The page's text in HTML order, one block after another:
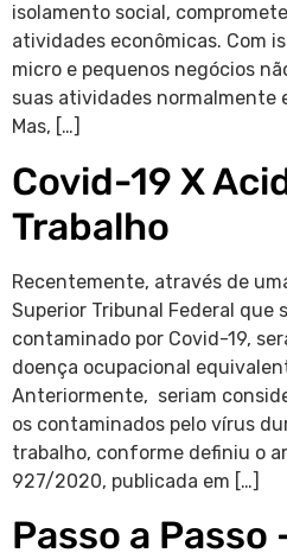
isolamento social,
atividades econômicas. Com
micro e pequenos negócios
suas atividades normalmente
Mas, […]
Covid-19 X
Trabalho
Recentemente, através de
Superior Tribunal Federal que
contaminado por Covid-19,
doença ocupacional
Anteriormente, seriam
os contaminados pelo vírus
trabalho, conforme definiu o
927/2020, publicada em […]
Passo a